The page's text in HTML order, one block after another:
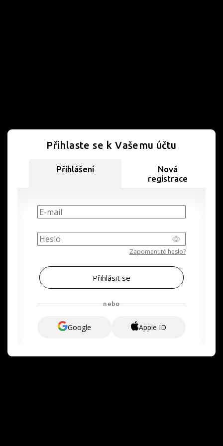
Přihlaste se k Vašemu účtu
Přihlášení
Nová
registrace
Zapomenuté heslo?
nebo
Google Apple ID